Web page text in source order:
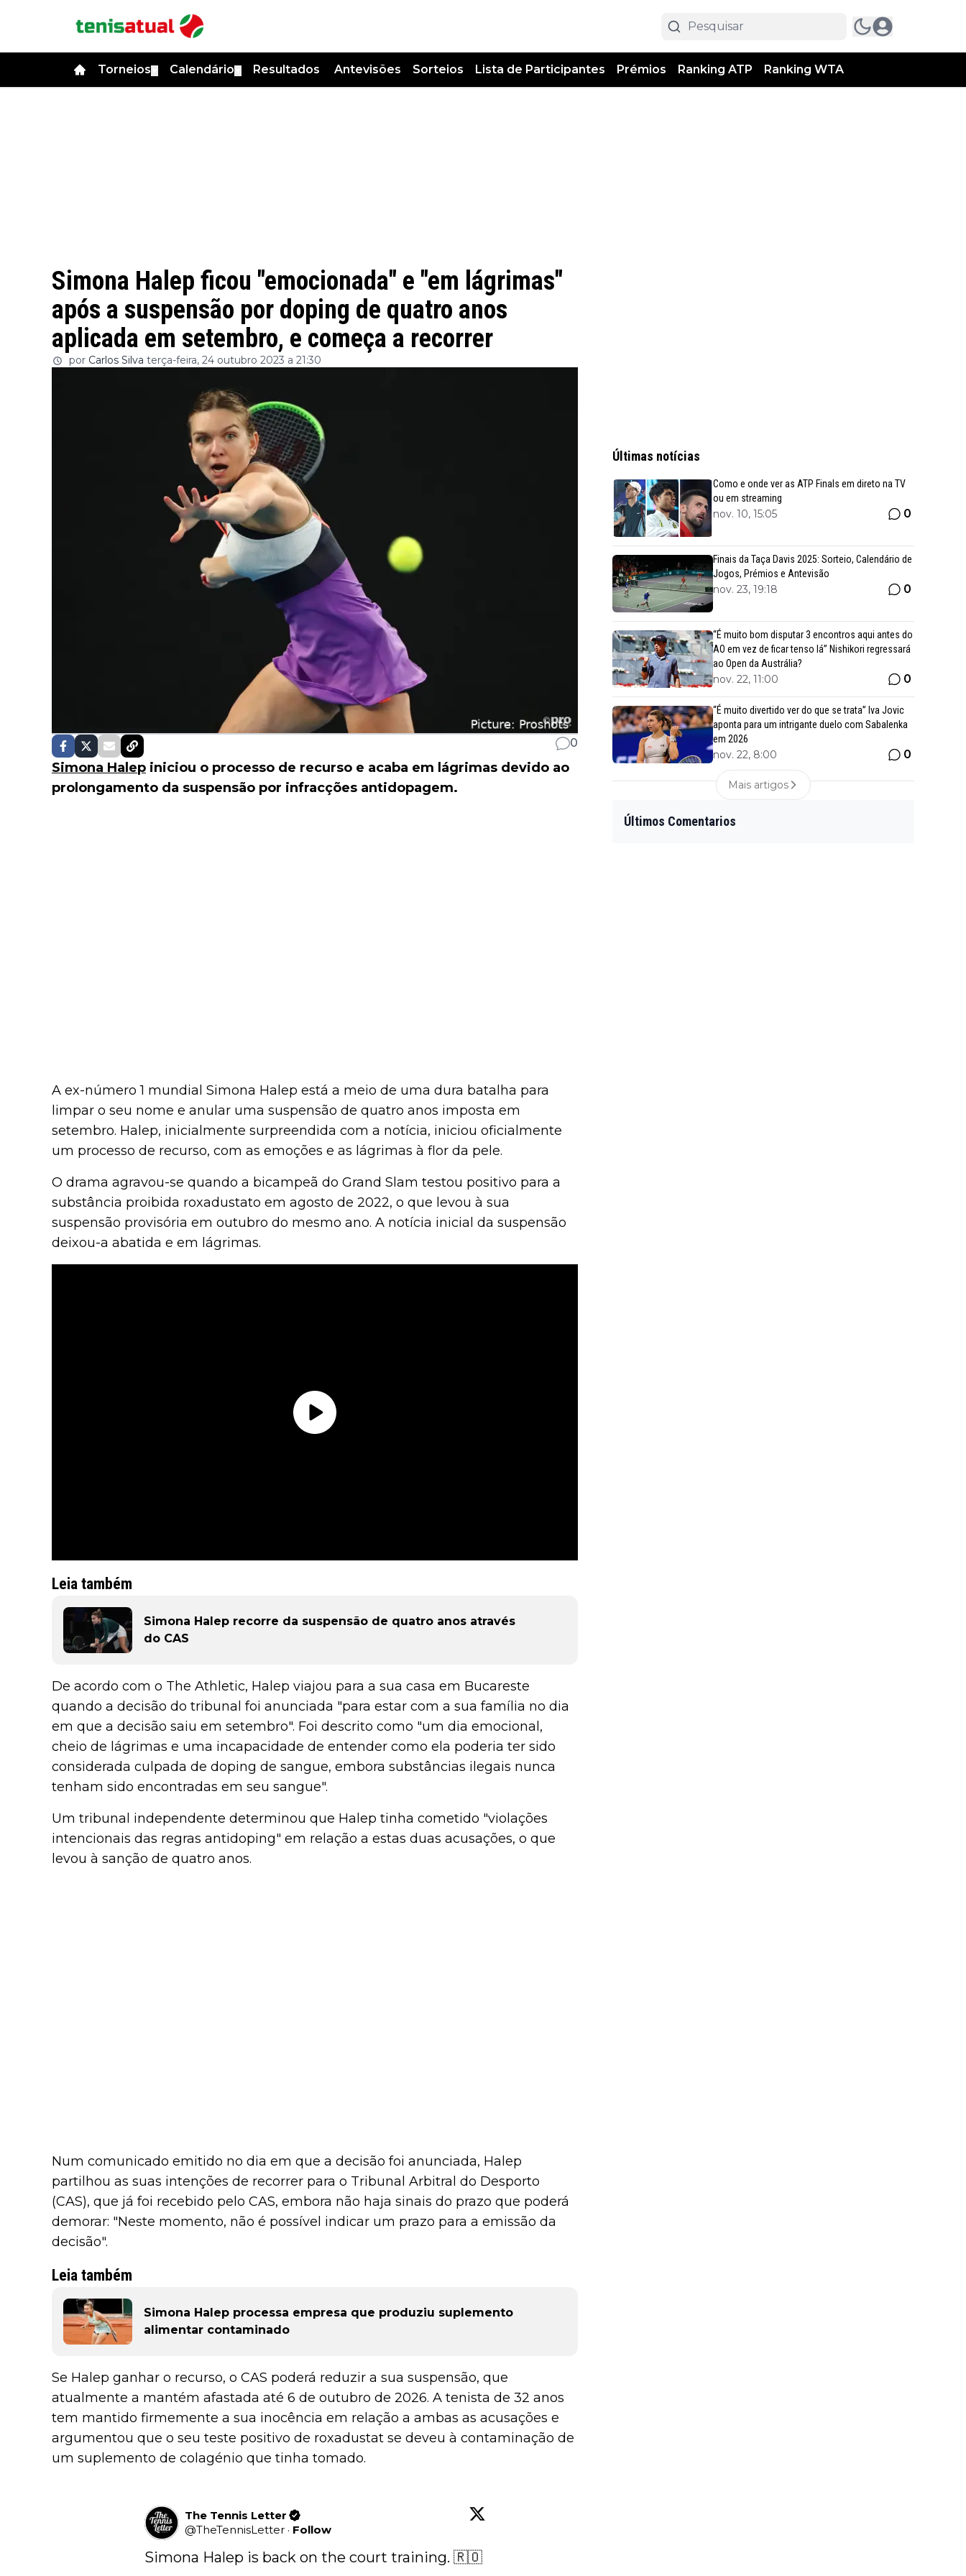
Torneios Calendário Resultados Antevisões Sorteios Lista de Participantes Prémios Ranking ATP Ranking WTA
Simona Halep ficou "emocionada" e "em lágrimas"
após a suspensão por doping de quatro anos
aplicada em setembro, e começa a recorrer
por Carlos Silva terça-feira, 24 outubro 2023 a 21:30
0
Simona Halep iniciou o processo de recurso e acaba em lágrimas devido ao
prolongamento da suspensão por infracções antidopagem.
A ex-número 1 mundial Simona Halep está a meio de uma dura batalha para
limpar o seu nome e anular uma suspensão de quatro anos imposta em
setembro. Halep, inicialmente surpreendida com a notícia, iniciou oficialmente
um processo de recurso, com as emoções e as lágrimas à flor da pele.
O drama agravou-se quando a bicampeã do Grand Slam testou positivo para a
substância proibida roxadustato em agosto de 2022, o que levou à sua
suspensão provisória em outubro do mesmo ano. A notícia inicial da suspensão
deixou-a abatida e em lágrimas.
Leia também
Simona Halep recorre da suspensão de quatro anos através
do CAS
De acordo com o The Athletic, Halep viajou para a sua casa em Bucareste
quando a decisão do tribunal foi anunciada "para estar com a sua família no dia
em que a decisão saiu em setembro". Foi descrito como "um dia emocional,
cheio de lágrimas e uma incapacidade de entender como ela poderia ter sido
considerada culpada de doping de sangue, embora substâncias ilegais nunca
tenham sido encontradas em seu sangue".
Um tribunal independente determinou que Halep tinha cometido "violações
intencionais das regras antidoping" em relação a estas duas acusações, o que
levou à sanção de quatro anos.
Num comunicado emitido no dia em que a decisão foi anunciada, Halep
partilhou as suas intenções de recorrer para o Tribunal Arbitral do Desporto
(CAS), que já foi recebido pelo CAS, embora não haja sinais do prazo que poderá
demorar: "Neste momento, não é possível indicar um prazo para a emissão da
decisão".
Leia também
Simona Halep processa empresa que produziu suplemento
alimentar contaminado
Se Halep ganhar o recurso, o CAS poderá reduzir a sua suspensão, que
atualmente a mantém afastada até 6 de outubro de 2026. A tenista de 32 anos
tem mantido firmemente a sua inocência em relação a ambas as acusações e
argumentou que o seu teste positivo de roxadustat se deveu à contaminação de
um suplemento de colagénio que tinha tomado.
The Tennis Letter
@TheTennisLetter · Follow
Simona Halep is back on the court training. 🇷🇴
Últimas notícias
Como e onde ver as ATP Finals em direto na TV
ou em streaming
nov. 10, 15:05 0
Finais da Taça Davis 2025: Sorteio, Calendário de
Jogos, Prémios e Antevisão
nov. 23, 19:18 0
“É muito bom disputar 3 encontros aqui antes do
AO em vez de ficar tenso lá” Nishikori regressará
ao Open da Austrália?
nov. 22, 11:00 0
“É muito divertido ver do que se trata” Iva Jovic
aponta para um intrigante duelo com Sabalenka
em 2026
nov. 22, 8:00 0
Mais artigos
Últimos Comentarios